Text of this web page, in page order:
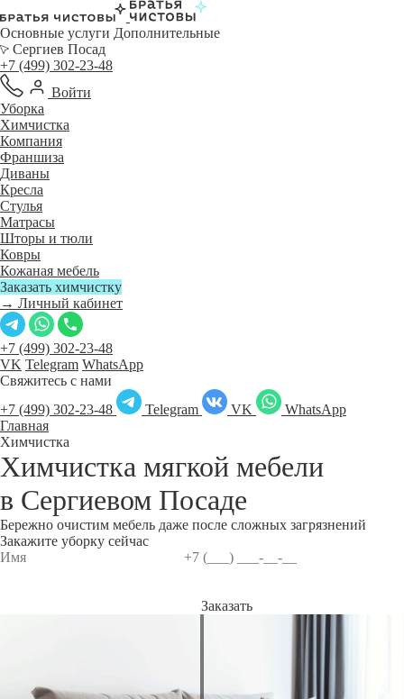
Основные услуги Дополнительные
Сергиев Посад
+7 (499) 302-23-48
Войти
Уборка
Химчистка
Компания
Франшиза
Диваны
Кресла
Стулья
Матрасы
Шторы и тюли
Ковры
Кожаная мебель
Заказать химчистку
→ Личный кабинет
+7 (499) 302-23-48
VK Telegram WhatsApp
Свяжитесь с нами
+7 (499) 302-23-48
Telegram VK
WhatsApp
Главная
Химчистка
Химчистка мягкой мебели
в Сергиевом Посаде
Бережно очистим мебель даже после сложных загрязнений
Закажите уборку сейчас
Заказать